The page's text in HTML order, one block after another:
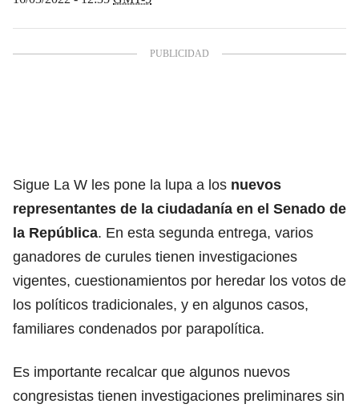
Sigue La W les pone la lupa a los nuevos
representantes de la ciudadanía en el Senado de
la República. En esta segunda entrega, varios
ganadores de curules tienen investigaciones
vigentes, cuestionamientos por heredar los votos de
los políticos tradicionales, y en algunos casos,
familiares condenados por parapolítica.
Es importante recalcar que algunos nuevos
congresistas tienen investigaciones preliminares sin